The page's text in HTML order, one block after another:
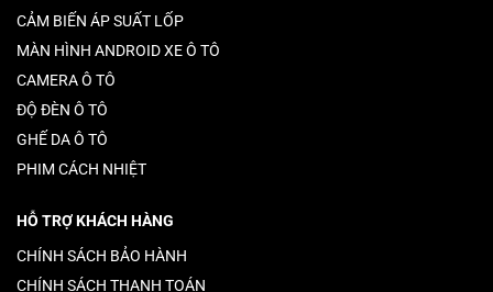
CẢM BIẾN ÁP SUẤT LỐP
MÀN HÌNH ANDROID XE Ô TÔ
CAMERA Ô TÔ
ĐỘ ĐÈN Ô TÔ
GHẾ DA Ô TÔ
PHIM CÁCH NHIỆT
HỖ TRỢ KHÁCH HÀNG
CHÍNH SÁCH BẢO HÀNH
CHÍNH SÁCH THANH TOÁN